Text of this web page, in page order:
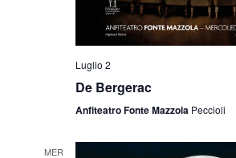
Luglio 2
De Bergerac
Anfiteatro Fonte Mazzola Peccioli
MER